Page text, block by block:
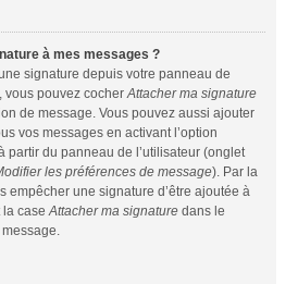
à mes messages ?
signature depuis votre panneau de
vous pouvez cocherAttacher ma signature
de message. Vous pouvez aussi ajouter
vos messages en activant l’option
partir du panneau de l’utilisateur (onglet
les préférences de message). Par la
empêcher une signature d’être ajoutée à
la caseAttacher ma signature dans le